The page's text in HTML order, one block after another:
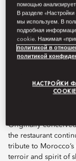
Marrakech, Shirvan
cuisine through the
Nebgane.
Book Table
Originally
the restaurant
tribute to
terroir and spirit of
помощью
В разделе
мы используем. В
подробная
cookie. Нажимая
политикой в
политикой
НАСТРОЙКИ
COOKIE